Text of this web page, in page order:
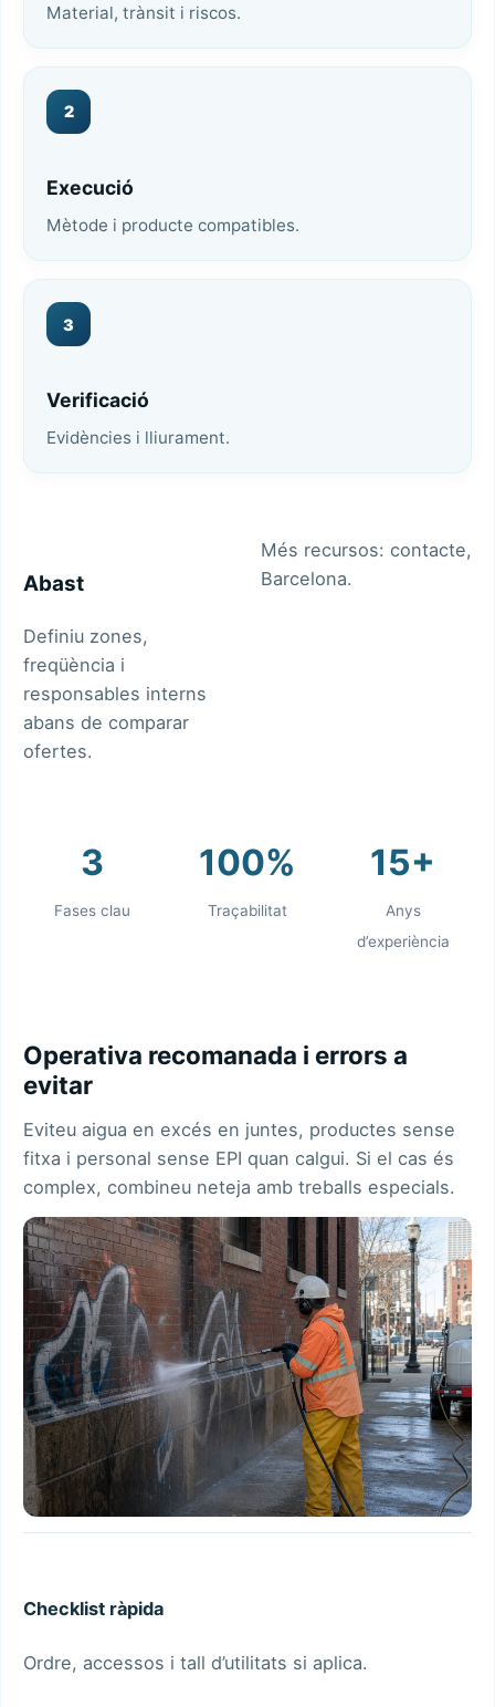
Material, trànsit i riscos.
2
Execució
Mètode i producte compatibles.
3
Verificació
Evidències i lliurament.
Abast
Definiu zones,
freqüència i
responsables interns
abans de comparar
ofertes.
Més recursos: contacte,
Barcelona.
3
Fases clau
100%
Traçabilitat
15+
Anys
d’experiència
Operativa recomanada i errors a
evitar
Eviteu aigua en excés en juntes, productes sense
fitxa i personal sense EPI quan calgui. Si el cas és
complex, combineu neteja amb treballs especials.
Checklist ràpida
Ordre, accessos i tall d’utilitats si aplica.